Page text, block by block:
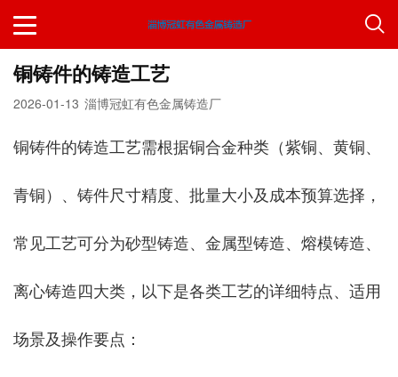
铜铸件的铸造工艺
2026-01-13 淄博冠虹有色金属铸造厂
铜铸件的铸造工艺需根据铜合金种类（紫铜、黄铜、
青铜）、铸件尺寸精度、批量大小及成本预算选择，
常见工艺可分为砂型铸造、金属型铸造、熔模铸造、
离心铸造四大类，以下是各类工艺的详细特点、适用
场景及操作要点：